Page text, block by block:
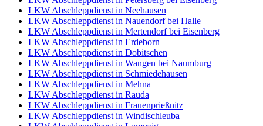
LKW Abschleppdienst in Neehausen
LKW Abschleppdienst in Nauendorf bei Halle
LKW Abschleppdienst in Mertendorf bei Eisenberg
LKW Abschleppdienst in Erdeborn
LKW Abschleppdienst in Dobitschen
LKW Abschleppdienst in Wangen bei Naumburg
LKW Abschleppdienst in Schmiedehausen
LKW Abschleppdienst in Mehna
LKW Abschleppdienst in Rauda
LKW Abschleppdienst in Frauenprießnitz
LKW Abschleppdienst in Windischleuba